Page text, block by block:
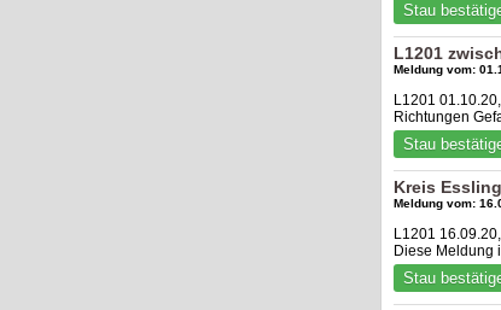
Stau
L1201
Meldung vom:
L1201
Richtungen
Stau
Kreis
Meldung vom:
L1201
Diese
Stau